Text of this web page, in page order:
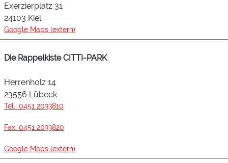
Exerzierplatz 31
24103 Kiel
Google Maps (extern)
Die Rappelkiste CITTI-PARK
Herrenholz 14
23556 Lübeck
Tel.: 0451 2033810
Fax: 0451 2033820
Google Maps (extern)